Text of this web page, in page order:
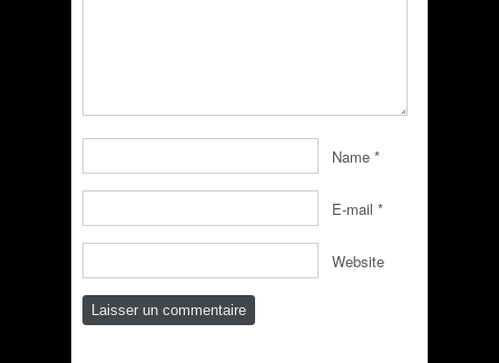
Name *
E-mail *
Website